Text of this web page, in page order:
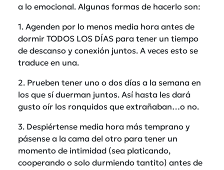
a lo emocional. Algunas formas de hacerlo son:
1. Agenden por lo menos media hora antes de
dormir TODOS LOS DÍAS para tener un tiempo
de descanso y conexión juntos. A veces esto se
traduce en una.
2. Prueben tener uno o dos días a la semana en
los que sí duerman juntos. Así hasta les dará
gusto oír los ronquidos que extrañaban…o no.
3. Despiértense media hora más temprano y
pásense a la cama del otro para tener un
momento de intimidad (sea platicando,
cooperando o solo durmiendo tantito) antes de